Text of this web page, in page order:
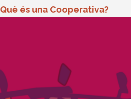
Què és una Cooperativa?